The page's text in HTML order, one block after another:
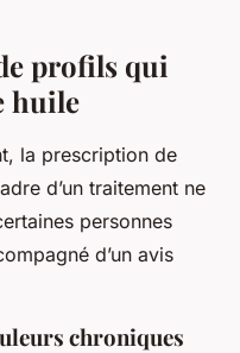
profils qui
huile
la prescription de
d’un traitement ne
personnes
d’un avis
chroniques